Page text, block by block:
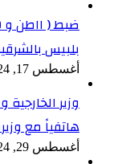
بلبيس
أغسطس 17, 2024
وزير
هاتفياً مع
أغسطس 29, 2024